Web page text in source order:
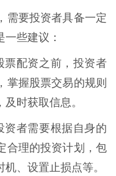
需要投资者具备一定
些建议：
票配资之前，投资者
掌握股票交易的规则
时获取信息。
资者需要根据自身的
合理的投资计划，包
、设置止损点等。